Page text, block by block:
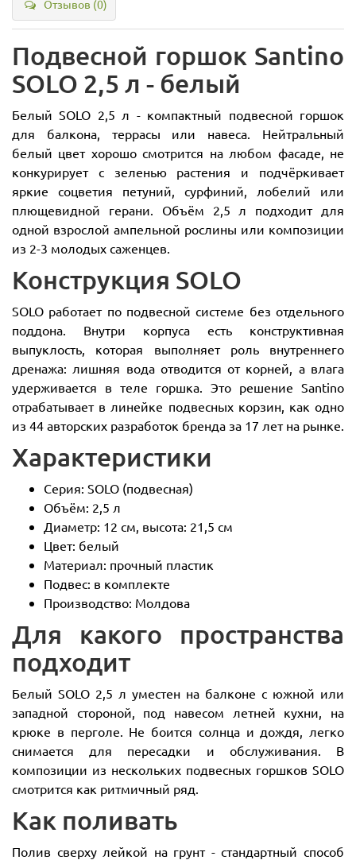
Отзывов (0)
Подвесной горшок Santino
SOLO 2,5 л - белый
Белый SOLO 2,5 л - компактный подвесной горшок
для балкона, террасы или навеса. Нейтральный
белый цвет хорошо смотрится на любом фасаде, не
конкурирует с зеленью растения и подчёркивает
яркие соцветия петуний, сурфиний, лобелий или
плющевидной герани. Объём 2,5 л подходит для
одной взрослой ампельной рослины или композиции
из 2-3 молодых саженцев.
Конструкция SOLO
SOLO работает по подвесной системе без отдельного
поддона. Внутри корпуса есть конструктивная
выпуклость, которая выполняет роль внутреннего
дренажа: лишняя вода отводится от корней, а влага
удерживается в теле горшка. Это решение Santino
отрабатывает в линейке подвесных корзин, как одно
из 44 авторских разработок бренда за 17 лет на рынке.
Характеристики
Серия: SOLO (подвесная)
Объём: 2,5 л
Диаметр: 12 см, высота: 21,5 см
Цвет: белый
Материал: прочный пластик
Подвес: в комплекте
Производство: Молдова
Для какого пространства
подходит
Белый SOLO 2,5 л уместен на балконе с южной или
западной стороной, под навесом летней кухни, на
крюке в перголе. Не боится солнца и дождя, легко
снимается для пересадки и обслуживания. В
композиции из нескольких подвесных горшков SOLO
смотрится как ритмичный ряд.
Как поливать
Полив сверху лейкой на грунт - стандартный способ